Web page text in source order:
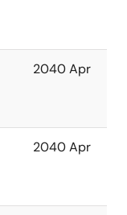
2040 Apr
2040 Apr